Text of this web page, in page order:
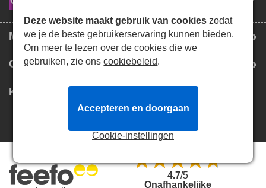
Meest verkocht
Over London Box Office
Klantenservice
Volg deze link voor vragen
aan de klantenservice.
Klantenservice
4.7/5
Onafhankelijke
Deze website maakt gebruik van cookies zodat
we je de beste gebruikerservaring kunnen bieden.
Om meer te lezen over de cookies die we
gebruiken, zie onscookiebeleid.
Cookie-instellingen
Accepteren en doorgaan